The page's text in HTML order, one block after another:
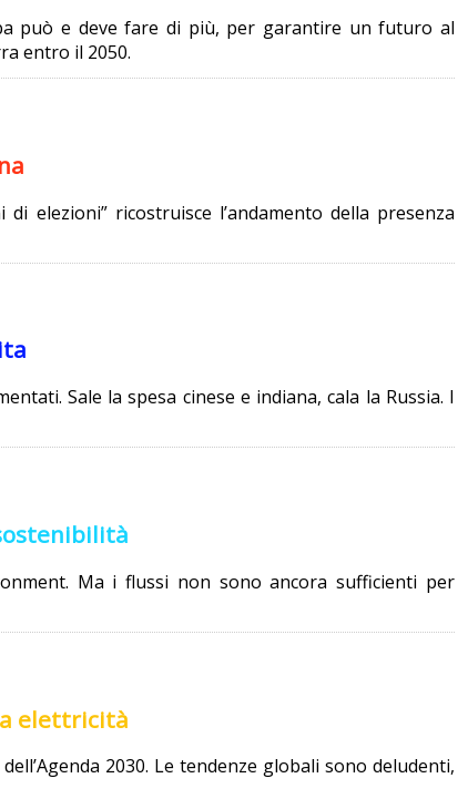
può e deve fare di più, per garantire un futuro al
entro il 2050.
elezioni” ricostruisce l’andamento della presenza
Sale la spesa cinese e indiana, cala la Russia. I
Ma i flussi non sono ancora sufficienti per
elettricità
2030. Le tendenze globali sono deludenti,